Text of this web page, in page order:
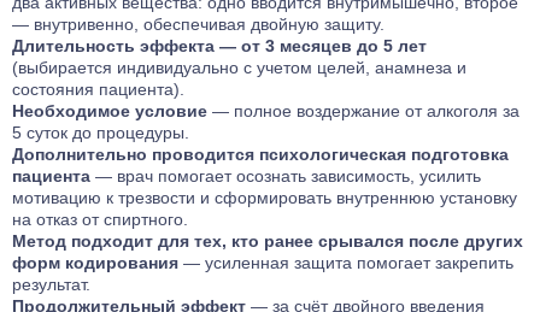
— внутривенно, обеспечивая двойную защиту.
Длительность эффекта — от 3 месяцев до 5 лет
(выбирается индивидуально с учетом целей, анамнеза и
состояния пациента).
Необходимое условие — полное воздержание от алкоголя за
5 суток до процедуры.
Дополнительно проводится психологическая подготовка
пациента — врач помогает осознать зависимость, усилить
мотивацию к трезвости и сформировать внутреннюю установку
на отказ от спиртного.
Метод подходит для тех, кто ранее срывался после других
форм кодирования — усиленная защита помогает закрепить
результат.
Продолжительный эффект — за счёт двойного введения